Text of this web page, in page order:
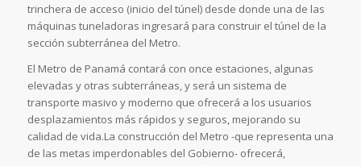
trinchera de acceso (inicio del túnel) desde donde una de las
máquinas tuneladoras ingresará para construir el túnel de la
sección subterránea del Metro.
El Metro de Panamá contará con once estaciones, algunas
elevadas y otras subterráneas, y será un sistema de
transporte masivo y moderno que ofrecerá a los usuarios
desplazamientos más rápidos y seguros, mejorando su
calidad de vida.La construcción del Metro -que representa una
de las metas imperdonables del Gobierno- ofrecerá,